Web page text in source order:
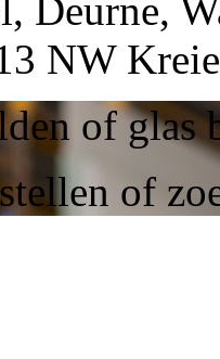
Deurne,
NW
of
of